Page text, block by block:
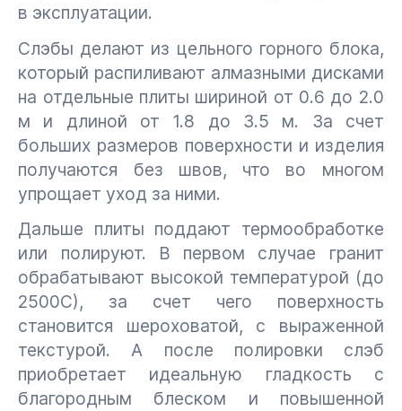
в эксплуатации.
Слэбы делают из цельного горного блока,
который распиливают алмазными дисками
на отдельные плиты шириной от 0.6 до 2.0
м и длиной от 1.8 до 3.5 м. За счет
больших размеров поверхности и изделия
получаются без швов, что во многом
упрощает уход за ними.
Дальше плиты поддают термообработке
или полируют. В первом случае гранит
обрабатывают высокой температурой (до
2500С), за счет чего поверхность
становится шероховатой, с выраженной
текстурой. А после полировки слэб
приобретает идеальную гладкость с
благородным блеском и повышенной